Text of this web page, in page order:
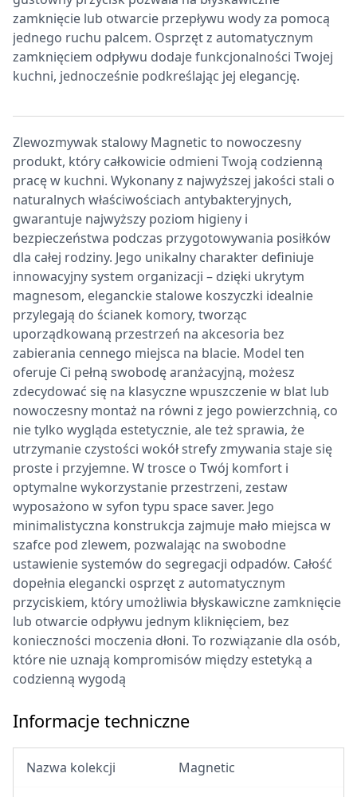
zamknięcie lub otwarcie przepływu wody za pomocą
jednego ruchu palcem. Osprzęt z automatycznym
zamknięciem odpływu dodaje funkcjonalności Twojej
kuchni, jednocześnie podkreślając jej elegancję.
Zlewozmywak stalowy Magnetic to nowoczesny
produkt, który całkowicie odmieni Twoją codzienną
pracę w kuchni. Wykonany z najwyższej jakości stali o
naturalnych właściwościach antybakteryjnych,
gwarantuje najwyższy poziom higieny i
bezpieczeństwa podczas przygotowywania posiłków
dla całej rodziny. Jego unikalny charakter definiuje
innowacyjny system organizacji – dzięki ukrytym
magnesom, eleganckie stalowe koszyczki idealnie
przylegają do ścianek komory, tworząc
uporządkowaną przestrzeń na akcesoria bez
zabierania cennego miejsca na blacie. Model ten
oferuje Ci pełną swobodę aranżacyjną, możesz
zdecydować się na klasyczne wpuszczenie w blat lub
nowoczesny montaż na równi z jego powierzchnią, co
nie tylko wygląda estetycznie, ale też sprawia, że
utrzymanie czystości wokół strefy zmywania staje się
proste i przyjemne. W trosce o Twój komfort i
optymalne wykorzystanie przestrzeni, zestaw
wyposażono w syfon typu space saver. Jego
minimalistyczna konstrukcja zajmuje mało miejsca w
szafce pod zlewem, pozwalając na swobodne
ustawienie systemów do segregacji odpadów. Całość
dopełnia elegancki osprzęt z automatycznym
przyciskiem, który umożliwia błyskawiczne zamknięcie
lub otwarcie odpływu jednym kliknięciem, bez
konieczności moczenia dłoni. To rozwiązanie dla osób,
które nie uznają kompromisów między estetyką a
codzienną wygodą
Informacje techniczne
Nazwa kolekcji Magnetic